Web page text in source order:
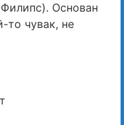
Основан
то чувак, не